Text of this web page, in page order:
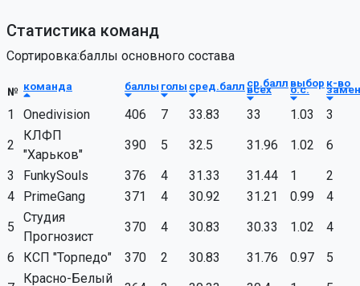
Статистика команд
Сортировка:баллы основного состава
№ команда баллы голы сред.балл ср.балл
всех выбор
о.с. к-во
замен
1 Onedivision 406 7 33.83 33 1.03
3
2
КЛФП
"Харьков"
390 5 32.5 31.96 1.02
6
3
FunkySouls 376 4 31.33 31.44 1
2
4
PrimeGang 371 4 30.92 31.21 0.99
4
5
Студия
Прогнозист
370 4 30.83 30.33 1.02
4
6
КСП "Торпедо" 370 2 30.83 31.76 0.97
5
Красно-Белый